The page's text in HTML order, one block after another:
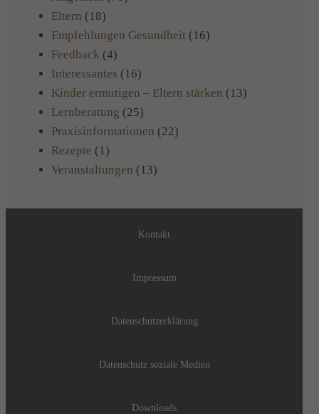
Eltern (18)
Empfehlungen Gesundheit (16)
Feedback (4)
Interessantes (16)
Kinder ermutigen – Eltern stärken (13)
Lernberatung (25)
Praxisinformationen (22)
Rezepte (1)
Veranstaltungen (13)
Kontakt
Impressum
Datenschutzerklärung
Datenschutz soziale Medien
Downloads